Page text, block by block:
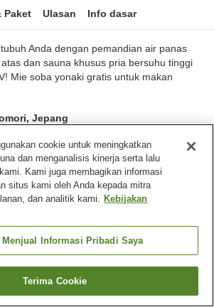
Paket Ulasan Info dasar
Anda dengan pemandian air panas
dan sauna khusus pria bersuhu tinggi
Mie soba yonaki gratis untuk makan
Jepang
1,301
Aomori Kota Hirosaki Dormy Inn Hirosaki
Cari kamar
cookie untuk meningkatkan
dan menganalisis kinerja serta lalu
Kami juga membagikan informasi
situs kami oleh Anda kepada mitra
dan analitik kami. Kebijakan
Menjual Informasi Pribadi Saya
Terima Cookie